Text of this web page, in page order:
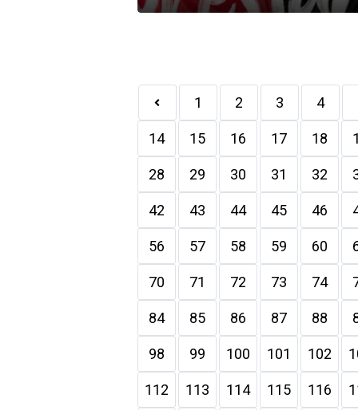
1 2 3 4
14 15 16 17 18
28 29 30 31 32
42 43 44 45 46
56 57 58 59 60
70 71 72 73 74
84 85 86 87 88
98 99 100 101 102
112 113 114 115 116